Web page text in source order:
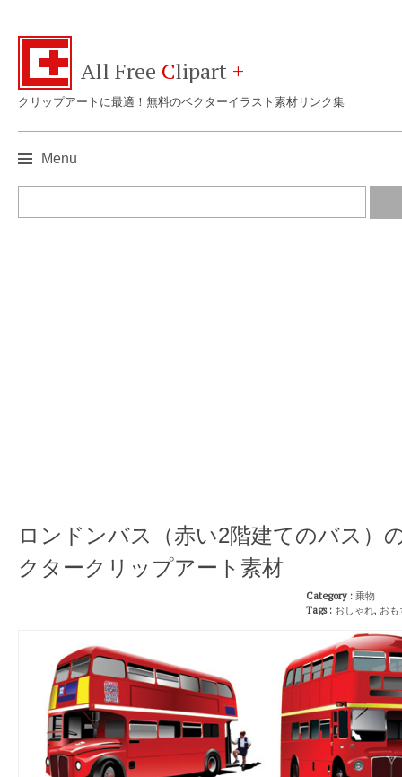
All Free Clipart +
クリップアートに最適！無料のベクターイラスト素材リンク集
Menu
ロンドンバス（赤い2階建てのバス）
クタークリップアート素材
Category : 乗物
Tags : おしゃれ, おも